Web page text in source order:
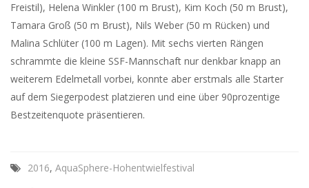
Freistil), Helena Winkler (100 m Brust), Kim Koch (50 m Brust),
Tamara Groß (50 m Brust), Nils Weber (50 m Rücken) und
Malina Schlüter (100 m Lagen). Mit sechs vierten Rängen
schrammte die kleine SSF-Mannschaft nur denkbar knapp an
weiterem Edelmetall vorbei, konnte aber erstmals alle Starter
auf dem Siegerpodest platzieren und eine über 90prozentige
Bestzeitenquote präsentieren.
2016, AquaSphere-Hohentwielfestival